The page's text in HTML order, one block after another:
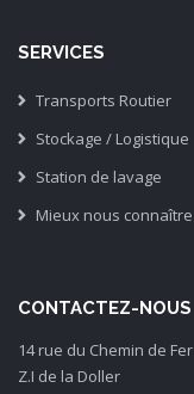
SERVICES
Transports Routier
Stockage / Logistique
Station de lavage
Mieux nous connaître
CONTACTEZ-NOUS
14 rue du Chemin de Fer
Z.I de la Doller